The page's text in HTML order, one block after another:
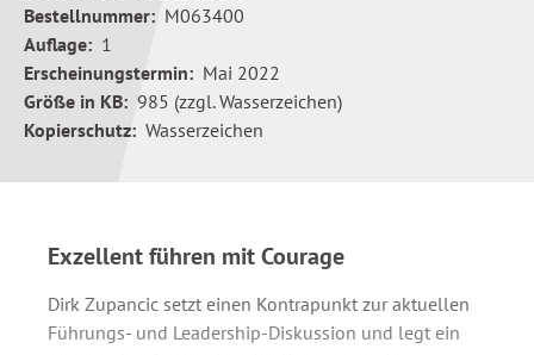
Bestellnummer: M063400
Auflage: 1
Erscheinungstermin: Mai 2022
Größe in KB: 985 (zzgl. Wasserzeichen)
Kopierschutz: Wasserzeichen
Exzellent führen mit Courage
Dirk Zupancic setzt einen Kontrapunkt zur aktuellen
Führungs- und Leadership-Diskussion und legt ein